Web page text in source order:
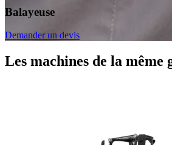
Balayeuse
Demander un devis
Les machines de la même